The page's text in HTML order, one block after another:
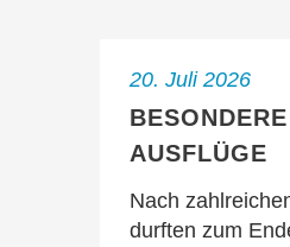
20. Juli 2026
BESONDERE
AUSFLÜGE
Nach
durften zum